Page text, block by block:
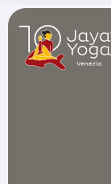
Salta
contenuto